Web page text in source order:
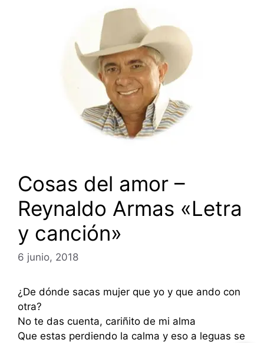
Cosas del amor –
Reynaldo Armas «Letra
y canción»
6 junio, 2018
¿De dónde sacas mujer que yo y que ando con
otra?
No te das cuenta, cariñito de mi alma
Que estas perdiendo la calma y eso a leguas se